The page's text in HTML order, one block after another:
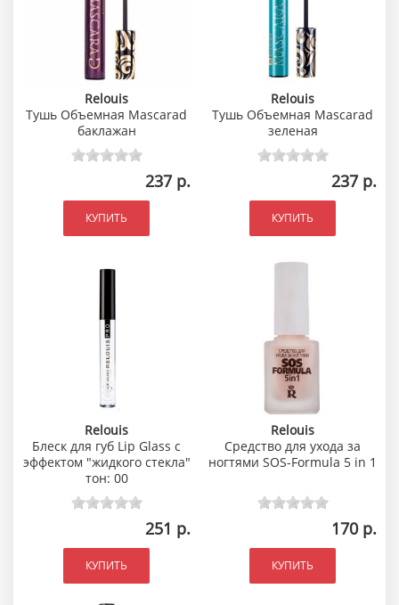
Relouis
Тушь Объемная Mascarad
баклажан
237 р.
КУПИТЬ
Relouis
Тушь Объемная Mascarad
зеленая
237 р.
КУПИТЬ
Relouis
Блеск для губ Lip Glass с
эффектом "жидкого стекла"
тон: 00
251 р.
КУПИТЬ
Relouis
Средство для ухода за
ногтями SOS-Formula 5 in 1
170 р.
КУПИТЬ